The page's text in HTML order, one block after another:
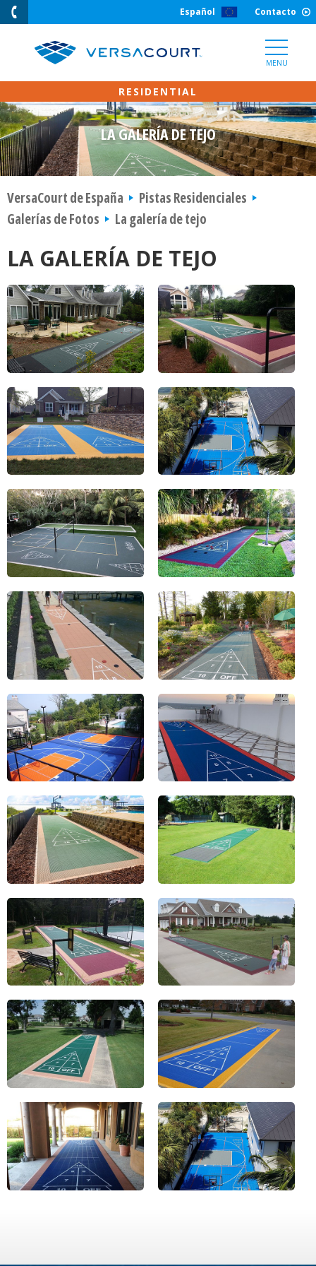
Skip
Content
Español Contacto
MENU
LA GALERÍA DE TEJO
VersaCourt de España
Pistas Residenciales
Galerías de Fotos
La galería de tejo
LA GALERÍA DE TEJO